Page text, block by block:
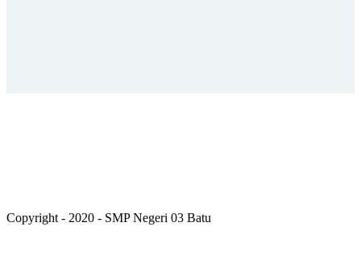
Copyright - 2020 - SMP Negeri 03 Batu